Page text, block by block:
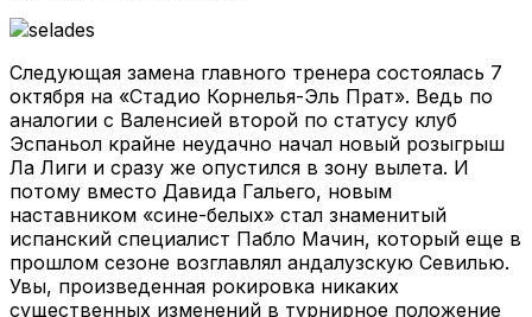
Следующая замена главного тренера состоялась 7
октября на «Стадио Корнелья-Эль Прат». Ведь по
аналогии с Валенсией второй по статусу клуб
Эспаньол крайне неудачно начал новый розыгрыш
Ла Лиги и сразу же опустился в зону вылета. И
потому вместо Давида Гальего, новым
наставником «сине-белых» стал знаменитый
испанский специалист Пабло Мачин, который еще в
прошлом сезоне возглавлял андалузскую Севилью.
Увы, произведенная рокировка никаких
существенных изменений в турнирное положение